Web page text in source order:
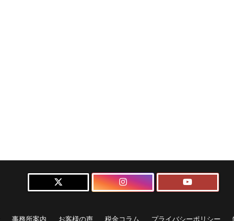
事務所案内 お客様の声 税金コラム プライバシーポリシー